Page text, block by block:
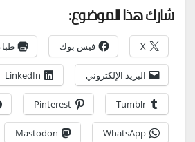
شارك هذا الموضوع:
X فيس بوك
البريد الإلكتروني LinkedIn
Tumblr
Pinterest
WhatsApp
Mastodon